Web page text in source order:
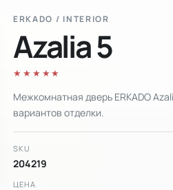
ERKADO / INTERIOR
Azalia 5
★★★★★
Межкомнатная дверь ERKADO
вариантов отделки.
SKU
204219
ЦЕНА